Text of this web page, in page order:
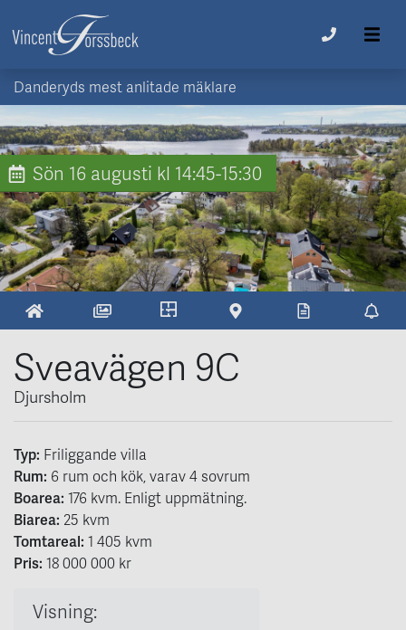
Danderyds mest anlitade mäklare
Sön 16 augusti kl 14:45-15:30
Sveavägen 9C
Djursholm
Typ: Friliggande villa
Rum: 6 rum och kök, varav 4 sovrum
Boarea: 176 kvm. Enligt uppmätning.
Biarea: 25 kvm
Tomtareal: 1 405 kvm
Pris: 18 000 000 kr
Visning: